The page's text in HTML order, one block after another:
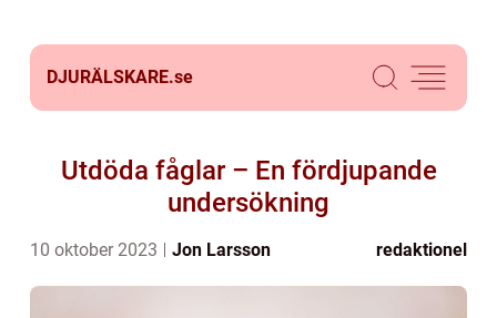
DJURÄLSKARE.se
Utdöda fåglar – En fördjupande
undersökning
10 oktober 2023 Jon Larsson redaktionel